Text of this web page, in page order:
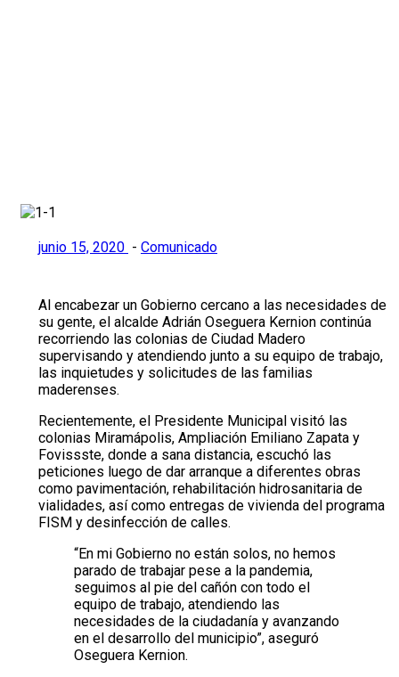
junio 15, 2020 - Comunicado
Al encabezar un Gobierno cercano a las necesidades de
su gente, el alcalde Adrián Oseguera Kernion continúa
recorriendo las colonias de Ciudad Madero
supervisando y atendiendo junto a su equipo de trabajo,
las inquietudes y solicitudes de las familias
maderenses.
Recientemente, el Presidente Municipal visitó las
colonias Miramápolis, Ampliación Emiliano Zapata y
Fovissste, donde a sana distancia, escuchó las
peticiones luego de dar arranque a diferentes obras
como pavimentación, rehabilitación hidrosanitaria de
vialidades, así como entregas de vivienda del programa
FISM y desinfección de calles.
“En mi Gobierno no están solos, no hemos
parado de trabajar pese a la pandemia,
seguimos al pie del cañón con todo el
equipo de trabajo, atendiendo las
necesidades de la ciudadanía y avanzando
en el desarrollo del municipio”, aseguró
Oseguera Kernion.